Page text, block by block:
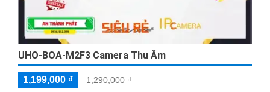
UHO-BOA-M2F3 Camera Thu Âm
1,199,000 ₫ 1,290,000 ₫